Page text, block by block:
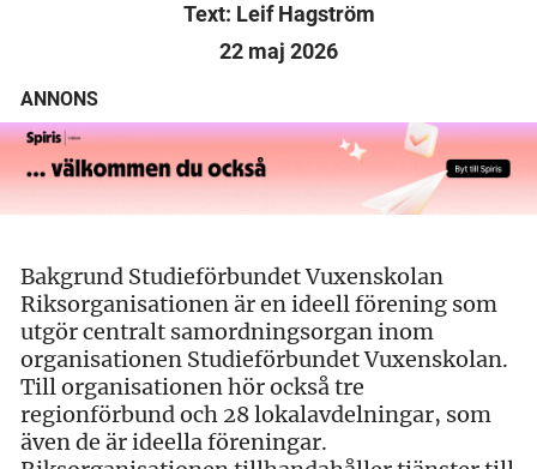
Text: Leif Hagström
22 maj 2026
ANNONS
Bakgrund Studieförbundet Vuxenskolan
Riksorganisationen är en ideell förening som
utgör centralt samordningsorgan inom
organisationen Studieförbundet Vuxenskolan.
Till organisationen hör också tre
regionförbund och 28 lokalavdelningar, som
även de är ideella föreningar.